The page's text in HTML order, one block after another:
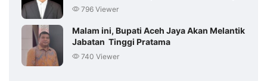
796 Viewer
Malam ini, Bupati Aceh Jaya Akan Melantik
Jabatan Tinggi Pratama
740 Viewer